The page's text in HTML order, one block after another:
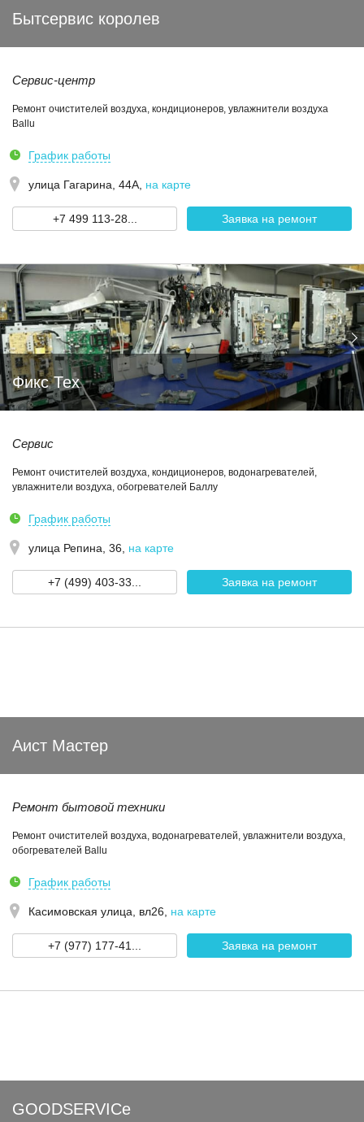
Бытсервис королев
Сервис-центр
Ремонт очистителей воздуха, кондиционеров, увлажнители воздуха
Ballu
График работы
улица Гагарина, 44А на карте
+7 499 113-28... Заявка на ремонт
Фикс Тех
Сервис
Ремонт очистителей воздуха, кондиционеров, водонагревателей,
увлажнители воздуха, обогревателей Баллу
График работы
улица Репина, 36 на карте
+7 (499) 403-33... Заявка на ремонт
Аист Мастер
Ремонт бытовой техники
Ремонт очистителей воздуха, водонагревателей, увлажнители воздуха,
обогревателей Ballu
График работы
Касимовская улица, вл26 на карте
+7 (977) 177-41... Заявка на ремонт
GOODSERVICe